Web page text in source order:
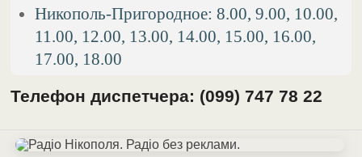
Никополь-Пригородное: 8.00, 9.00, 10.00,
11.00, 12.00, 13.00, 14.00, 15.00, 16.00,
17.00, 18.00
Телефон диспетчера: (099) 747 78 22